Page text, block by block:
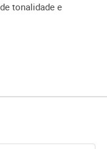
tonalidade e